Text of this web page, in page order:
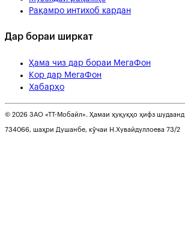
Рақамро интихоб кардан
Дар бораи ширкат
Ҳама чиз дар бораи МегаФон
Кор дар МегаФон
Хабарҳо
© 2026 ЗАО «ТТ-Мобайл». Ҳамаи ҳуқуқҳо ҳифз шудаанд
734066, шаҳри Душанбе, кӯчаи Н.Хувайдуллоева 73/2